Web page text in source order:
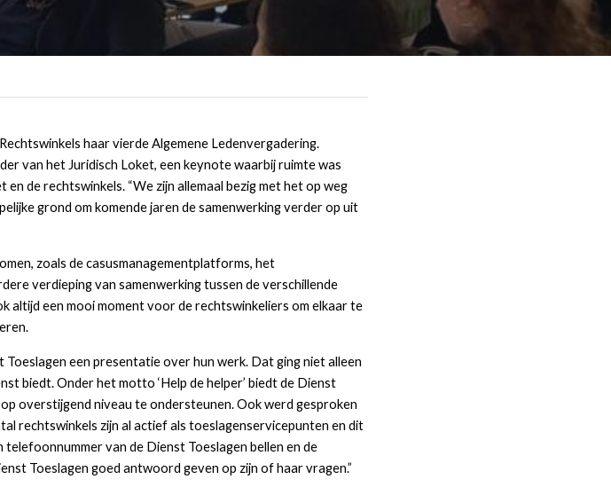
haar vierde Algemene Ledenvergadering.
van het Juridisch Loket, een keynote waarbij ruimte was
de rechtswinkels. “We zijn allemaal bezig met het op weg
grond om komende jaren de samenwerking verder op uit
zoals de casusmanagementplatforms, het
verdieping van samenwerking tussen de verschillende
altijd een mooi moment voor de rechtswinkeliers om elkaar te
Toeslagen een presentatie over hun werk. Dat ging niet alleen
biedt. Onder het motto ‘Help de helper’ biedt de Dienst
overstijgend niveau te ondersteunen. Ook werd gesproken
rechtswinkels zijn al actief als toeslagenservicepunten en dit
van de Dienst Toeslagen bellen en de
Toeslagen goed antwoord geven op zijn of haar vragen.”